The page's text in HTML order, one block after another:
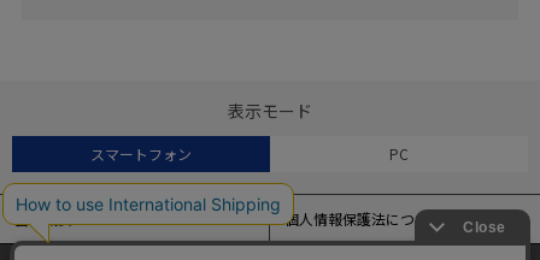
表示モード
スマートフォン PC
個人情報保護法について